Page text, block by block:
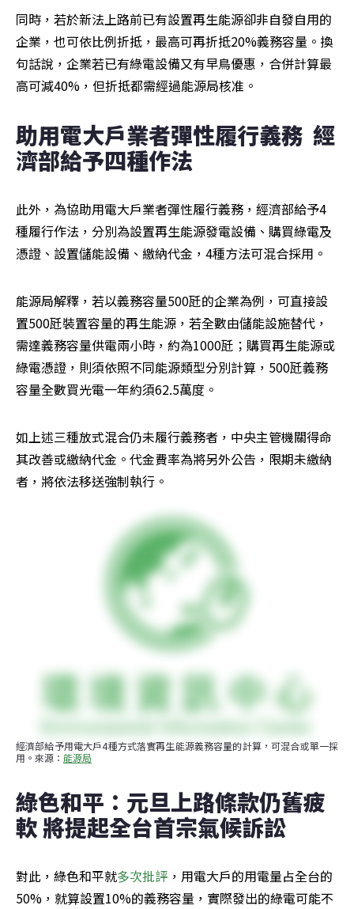
同時，若於新法上路前已有設置再生能源卻非自發自用的
企業，也可依比例折抵，最高可再折抵20%義務容量。換
句話說，企業若已有綠電設備又有早鳥優惠，合併計算最
高可減40%，但折抵都需經過能源局核准。
助用電大戶業者彈性履行義務  經
濟部給予四種作法
此外，為協助用電大戶業者彈性履行義務，經濟部給予4
種履行作法，分別為設置再生能源發電設備、購買綠電及
憑證、設置儲能設備、繳納代金，4種方法可混合採用。
能源局解釋，若以義務容量500瓩的企業為例，可直接設
置500瓩裝置容量的再生能源，若全數由儲能設施替代，
需達義務容量供電兩小時，約為1000瓩；購買再生能源或
綠電憑證，則須依照不同能源類型分別計算，500瓩義務
容量全數買光電一年約須62.5萬度。
如上述三種放式混合仍未履行義務者，中央主管機關得命
其改善或繳納代金。代金費率為將另外公告，限期未繳納
者，將依法移送強制執行。
經濟部給予用電大戶4種方式落實再生能源義務容量的計算，可混合或單一採
用。來源： 能源局
綠色和平：元旦上路條款仍舊疲
軟 將提起全台首宗氣候訴訟
對此，綠色和平就多次批評 ，用電大戶的用電量占全台的
50%，就算設置10%的義務容量，實際發出的綠電可能不